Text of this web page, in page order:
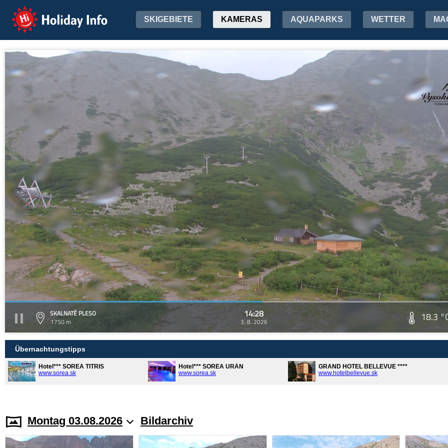
Holiday Info SKIGEBIETE KAMERAS AQUAPARKS WETTER
SKALNATÉ PLESO
1750 m
14:28
3. 8. 2026 18.3
Übernachtungstipps
Hotel*** SOREA TITRIS
www.sorea.sk
Hotel*** SOREA URÁN
www.sorea.sk
GRAND HOTEL BELLEVUE ****
www.hotelbellevue.sk
Montag 03.08.2026 Bildarchiv